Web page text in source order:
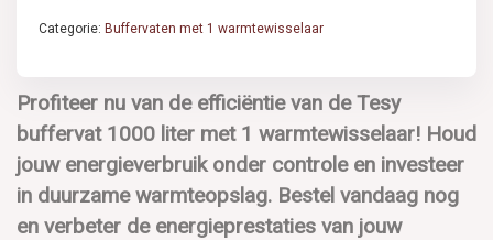
Categorie: Buffervaten met 1 warmtewisselaar
Profiteer nu van de efficiëntie van de Tesy
buffervat 1000 liter met 1 warmtewisselaar! Houd
jouw energieverbruik onder controle en investeer
in duurzame warmteopslag. Bestel vandaag nog
en verbeter de energieprestaties van jouw